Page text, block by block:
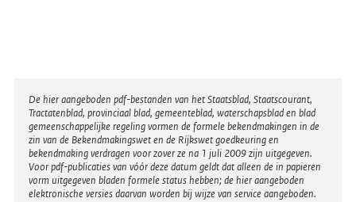
Disclaimer
De hier aangeboden pdf-bestanden van het Staatsblad, Staatscourant,
Tractatenblad, provinciaal blad, gemeenteblad, waterschapsblad en blad
gemeenschappelijke regeling vormen de formele bekendmakingen in de
zin van de Bekendmakingswet en de Rijkswet goedkeuring en
bekendmaking verdragen voor zover ze na 1 juli 2009 zijn uitgegeven.
Voor pdf-publicaties van vóór deze datum geldt dat alleen de in papieren
vorm uitgegeven bladen formele status hebben; de hier aangeboden
elektronische versies daarvan worden bij wijze van service aangeboden.